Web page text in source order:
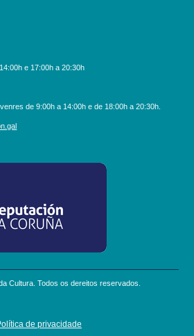
e 17:00h a 20:30h
de 9:00h a 14:00h e de 18:00h a 20:30h.
Cultura. Todos os dereitos reservados.
de privacidade